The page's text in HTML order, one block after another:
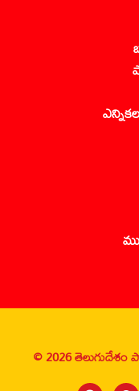
© 2026 తెలుగుదేశం